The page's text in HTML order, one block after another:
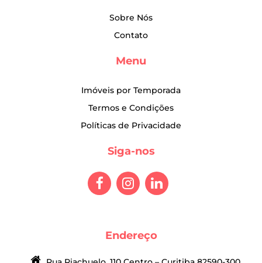
Sobre Nós
Contato
Menu
Imóveis por Temporada
Termos e Condições
Políticas de Privacidade
Siga-nos
Endereço